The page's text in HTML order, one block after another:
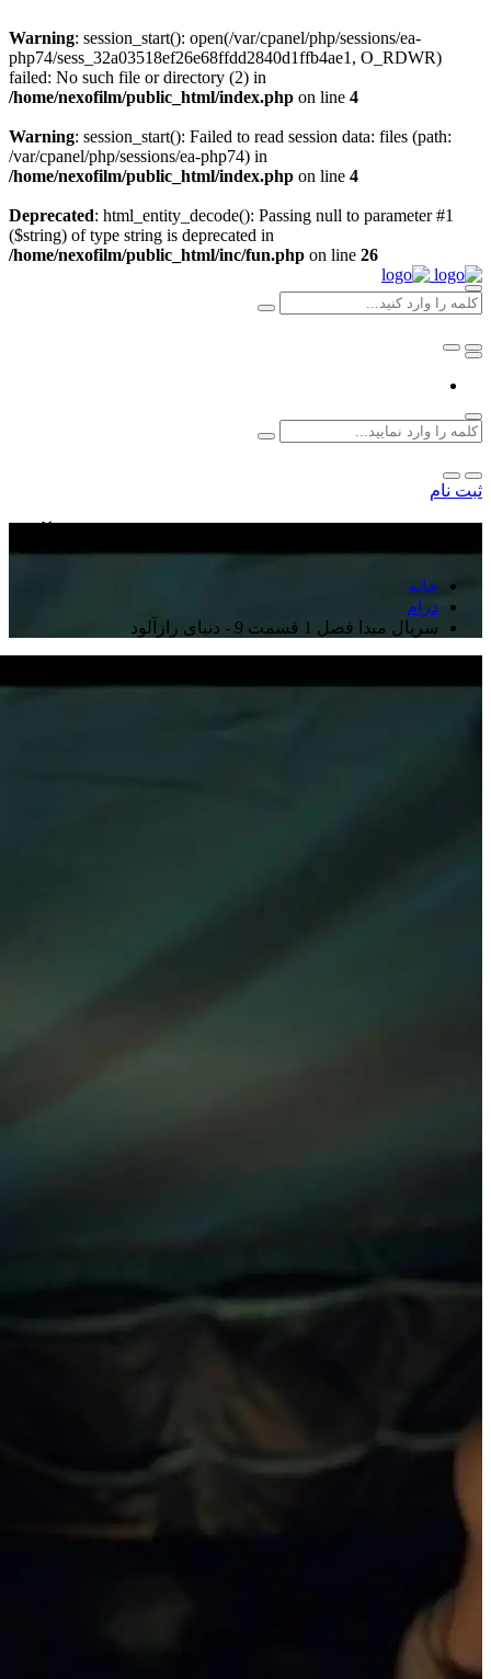
Warning: session_start(): open(/var/cpanel/php/sessions/ea-
php74/sess_32a03518ef26e68ffdd2840d1ffb4ae1, O_RDWR)
failed: No such file or directory (2) in
/home/nexofilm/public_html/index.php on line 4
Warning: session_start(): Failed to read session data: files (path:
/var/cpanel/php/sessions/ea-php74) in
/home/nexofilm/public_html/index.php on line 4
Deprecated: html_entity_decode(): Passing null to parameter #1
($string) of type string is deprecated in
/home/nexofilm/public_html/inc/fun.php on line 26
ثبت نام
خانه
درام
سریال مبدا فصل 1 قسمت 9 - دنیای رازآلود